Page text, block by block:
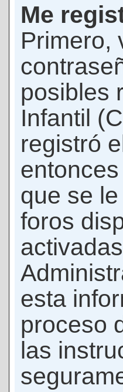
Me
Primero,
posibles
Infantil
registró
que se
foros
esta
proceso
las